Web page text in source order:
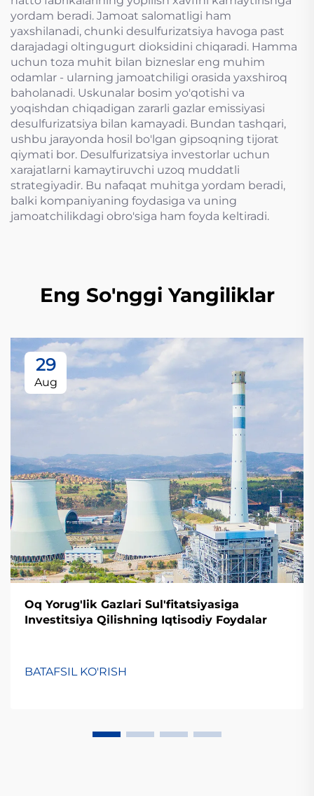
yordam beradi. Jamoat salomatligi ham
yaxshilanadi, chunki desulfurizatsiya havoga past
darajadagi oltingugurt dioksidini chiqaradi. Hamma
uchun toza muhit bilan bizneslar eng muhim
odamlar - ularning jamoatchiligi orasida yaxshiroq
baholanadi. Uskunalar bosim yo'qotishi va
yoqishdan chiqadigan zararli gazlar emissiyasi
desulfurizatsiya bilan kamayadi. Bundan tashqari,
ushbu jarayonda hosil bo'lgan gipsoqning tijorat
qiymati bor. Desulfurizatsiya investorlar uchun
xarajatlarni kamaytiruvchi uzoq muddatli
strategiyadir. Bu nafaqat muhitga yordam beradi,
balki kompaniyaning foydasiga va uning
jamoatchilikdagi obro'siga ham foyda keltiradi.
Eng So'nggi Yangiliklar
29
Aug
Oq Yorug'lik Gazlari Sul'fitatsiyasiga
Investitsiya Qilishning Iqtisodiy Foydalar
BATAFSIL KO'RISH